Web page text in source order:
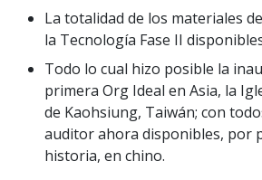
La totalidad de los materiales
la Tecnología Fase II
Todo lo cual hizo posible la
primera Org Ideal en Asia, la
de Kaohsiung, Taiwán; con
auditor ahora disponibles, por
historia, en chino.